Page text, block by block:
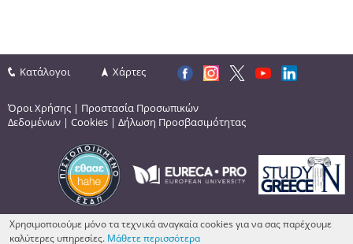
Κατάλογοι Χάρτες
Όροι Χρήσης | Προστασία Προσωπικών
Δεδομένων | Cookies | Δήλωση Προσβασιμότητας
Χρησιμοποιούμε μόνο τα τεχνικά αναγκαία cookies για να σας παρέχουμε
καλύτερες υπηρεσίες. Μάθετε περισσότερα